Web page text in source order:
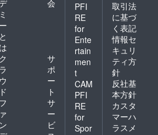
ミ
ー
と
は
会
ク
ラ
ウ
ド
フ
ァ
ン
サ
ポ
ー
ト
サ
ー
ビ
PFI
RE
for
Ente
rtain
men
t
CAM
PFI
RE
for
Spor
取引法
に基づ
く表記
情報セ
キュリ
ティ方
針
反社基
本方針
カスタ
マーハ
ラスメ